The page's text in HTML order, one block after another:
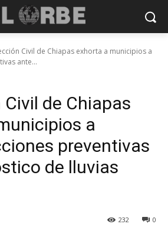
Civil de Chiapas exhorta a municipios a
ante...
de Chiapas
a
preventivas
de lluvias
0
232